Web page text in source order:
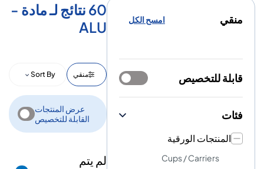
منقي امسح الكل
قابلة للتخصيص
فئات
المنتجات الورقية
Cups / Carriers
60 نتائج لـ مادة -
ALU
منقي Sort By
عرض المنتجات
القابلة للتخصيص
لم يتم